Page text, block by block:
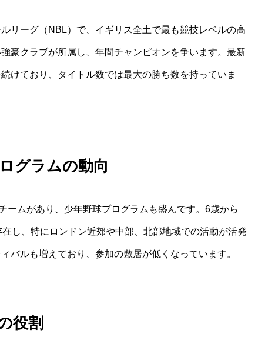
リーグ（NBL）で、イギリス全土で最も競技レベルの高
豪クラブが所属し、年間チャンピオンを争います。最新
けており、タイトル数では最大の勝ち数を持っていま
グラムの動向
ームがあり、少年野球プログラムも盛んです。6歳から
し、特にロンドン近郊や中部、北部地域での活動が活発
バルも増えており、参加の敷居が低くなっています。
役割